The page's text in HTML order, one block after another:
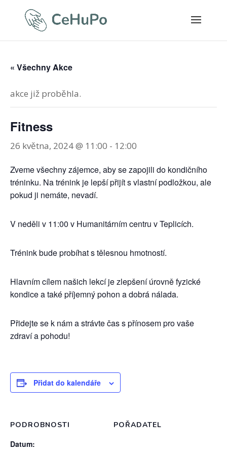
« Všechny Akce
akce již proběhla.
Fitness
26 května, 2024 @ 11:00 - 12:00
Zveme všechny zájemce, aby se zapojili do kondičního
tréninku. Na trénink je lepší přijít s vlastní podložkou, ale
pokud ji nemáte, nevadí.
V neděli v 11:00 v Humanitárním centru v Teplicích.
Trénink bude probíhat s tělesnou hmotností.
Hlavním cílem našich lekcí je zlepšení úrovně fyzické
kondice a také příjemný pohon a dobrá nálada.
Přidejte se k nám a strávte čas s přínosem pro vaše
zdraví a pohodu!
Přidat do kalendáře
PODROBNOSTI
Datum:
POŘADATEL